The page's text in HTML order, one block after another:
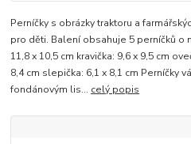
Perníčky s obrázky traktoru a
pro děti. Balení obsahuje 5 perníčků o
11,8 x 10,5 cm kravička: 9,6 x 9,5 cm
8,4 cm slepička: 6,1 x 8,1 cm Perníčky
fondánovým lis... celý popis